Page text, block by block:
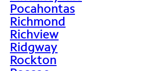
Pocahontas
Richmond
Richview
Ridgway
Rockton